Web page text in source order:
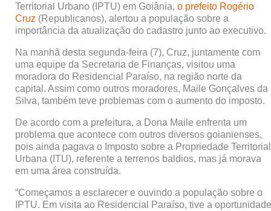
Territorial Urbano (IPTU) em Goiânia, o prefeito Rogério
Cruz (Republicanos), alertou a população sobre a
importância da atualização do cadastro junto ao executivo.
Na manhã desta segunda-feira (7), Cruz, juntamente com
uma equipe da Secretaria de Finanças, visitou uma
moradora do Residencial Paraíso, na região norte da
capital. Assim como outros moradores, Maile Gonçalves da
Silva, também teve problemas com o aumento do imposto.
De acordo com a prefeitura, a Dona Maile enfrenta um
problema que acontece com outros diversos goianienses,
pois ainda pagava o Imposto sobre a Propriedade Territorial
Urbana (ITU), referente a terrenos baldios, mas já morava
em uma área construída.
“Começamos a esclarecer e ouvindo a população sobre o
IPTU. Em visita ao Residencial Paraíso, tive a oportunidade